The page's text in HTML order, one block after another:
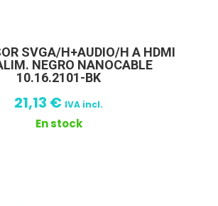
SVGA/H+AUDIO/H A HDMI
NEGRO NANOCABLE
10.16.2101-BK
21,13 € IVA incl.
En stock